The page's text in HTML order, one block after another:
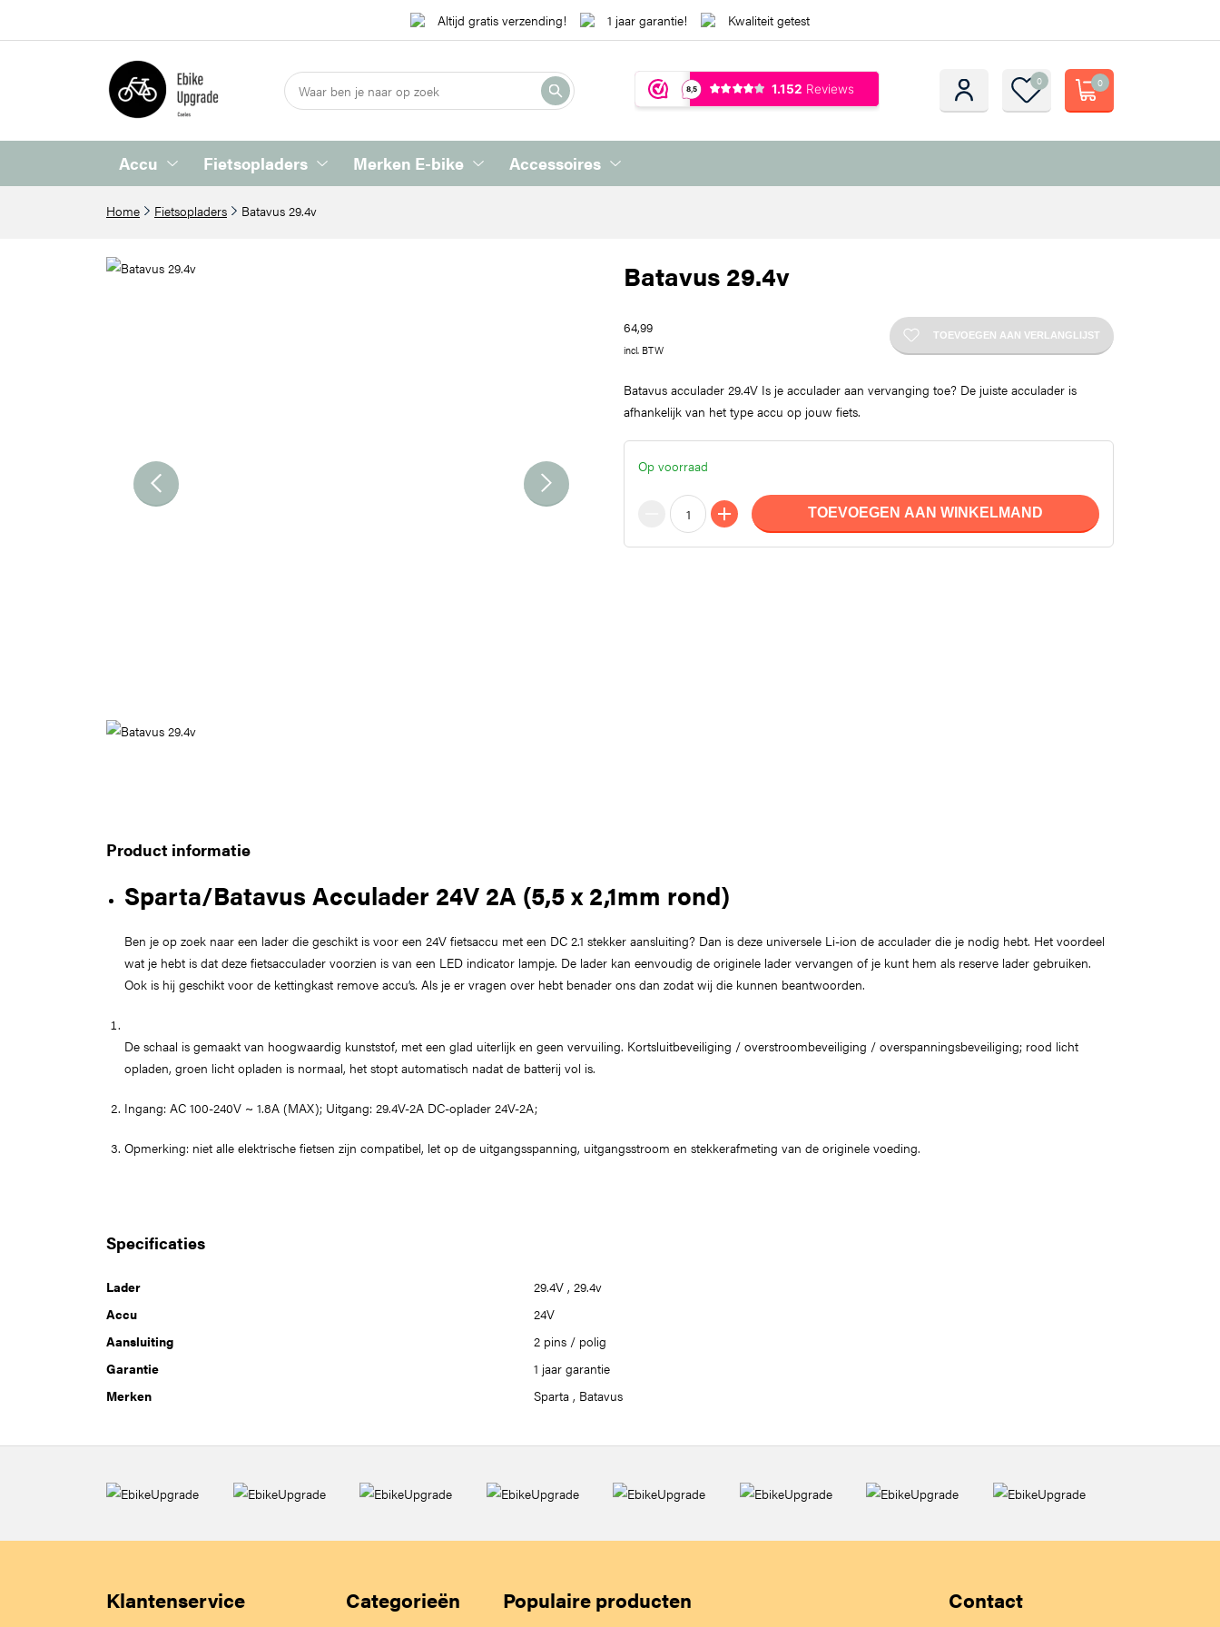
Altijd gratis verzending! 1 jaar garantie! Kwaliteit getest
0 0
Accu Fietsopladers Merken E-bike Accessoires
Home Fietsopladers Batavus 29.4v
Batavus 29.4v
64,99
incl. BTW
TOEVOEGEN AAN VERLANGLIJST
Batavus acculader 29.4V Is je acculader aan vervanging toe? De juiste acculader is
afhankelijk van het type accu op jouw fiets.
Op voorraad
TOEVOEGEN AAN WINKELMAND
Product informatie
Sparta/Batavus Acculader 24V 2A (5,5 x 2,1mm rond)
Ben je op zoek naar een lader die geschikt is voor een 24V fietsaccu met een DC 2.1 stekker aansluiting? Dan is deze universele Li-ion de acculader die je nodig hebt. Het voordeel
wat je hebt is dat deze fietsacculader voorzien is van een LED indicator lampje. De lader kan eenvoudig de originele lader vervangen of je kunt hem als reserve lader gebruiken.
Ook is hij geschikt voor de kettingkast remove accu’s. Als je er vragen over hebt benader ons dan zodat wij die kunnen beantwoorden.
De schaal is gemaakt van hoogwaardig kunststof, met een glad uiterlijk en geen vervuiling. Kortsluitbeveiliging / overstroombeveiliging / overspanningsbeveiliging; rood licht
opladen, groen licht opladen is normaal, het stopt automatisch nadat de batterij vol is.
Ingang: AC 100-240V ~ 1.8A (MAX); Uitgang: 29.4V-2A DC-oplader 24V-2A;
Opmerking: niet alle elektrische fietsen zijn compatibel, let op de uitgangsspanning, uitgangsstroom en stekkerafmeting van de originele voeding.
Specificaties
Lader 29.4V , 29.4v
Accu
24V
Aansluiting
2 pins / polig
Garantie
1 jaar garantie
Merken
Sparta , Batavus
Klantenservice Categorieën Populaire producten Contact